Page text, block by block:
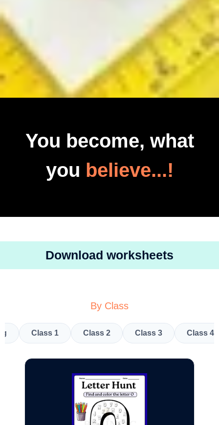
You become, what
you believe...!
Download worksheets
By Class
Class 1 Class 2 Class 3 Class 4